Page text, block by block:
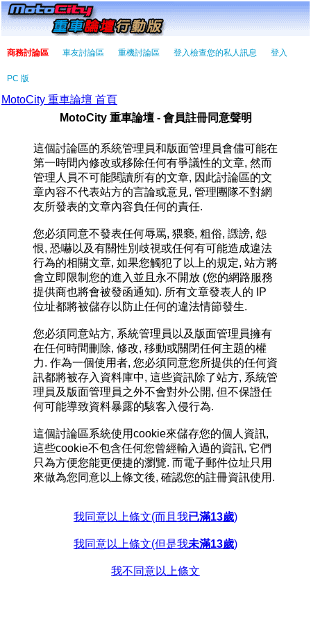
商務討論區 車友討論區 重機討論區 登入檢查您的私人訊息 登入
PC 版
MotoCity 重車論壇 首頁
MotoCity 重車論壇 - 會員註冊同意聲明
這個討論區的系統管理員和版面管理員會儘可能在
第一時間內修改或移除任何有爭議性的文章, 然而
管理人員不可能閱讀所有的文章, 因此討論區的文
章內容不代表站方的言論或意見, 管理團隊不對網
友所發表的文章內容負任何的責任.
您必須同意不發表任何辱罵, 猥褻, 粗俗, 譭謗, 怨
恨, 恐嚇以及有關性別歧視或任何有可能造成違法
行為的相關文章, 如果您觸犯了以上的規定, 站方將
會立即限制您的進入並且永不開放 (您的網路服務
提供商也將會被發函通知). 所有文章發表人的 IP
位址都將被儲存以防止任何的違法情節發生.
您必須同意站方, 系統管理員以及版面管理員擁有
在任何時間刪除, 修改, 移動或關閉任何主題的權
力. 作為一個使用者, 您必須同意您所提供的任何資
訊都將被存入資料庫中, 這些資訊除了站方, 系統管
理員及版面管理員之外不會對外公開, 但不保證任
何可能導致資料暴露的駭客入侵行為.
這個討論區系統使用cookie來儲存您的個人資訊,
這些cookie不包含任何您曾經輸入過的資訊, 它們
只為方便您能更便捷的瀏覽. 而電子郵件位址只用
來做為您同意以上條文後, 確認您的註冊資訊使用.
我同意以上條文(而且我已滿13歲)
我同意以上條文(但是我未滿13歲)
我不同意以上條文